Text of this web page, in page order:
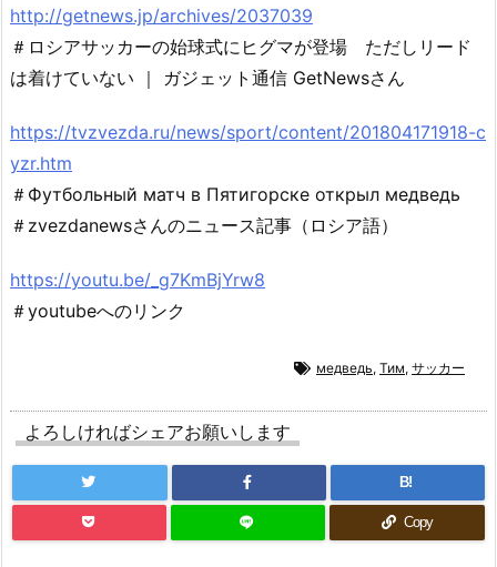
http://getnews.jp/archives/2037039
＃ロシアサッカーの始球式にヒグマが登場 ただしリード
は着けていない ｜ ガジェット通信 GetNewsさん
https://tvzvezda.ru/news/sport/content/201804171918-c
yzr.htm
＃Футбольный матч в Пятигорске открыл медведь
＃zvezdanewsさんのニュース記事（ロシア語）
https://youtu.be/_g7KmBjYrw8
＃youtubeへのリンク
медведь, Тим, サッカー
よろしければシェアお願いします
B!
Copy